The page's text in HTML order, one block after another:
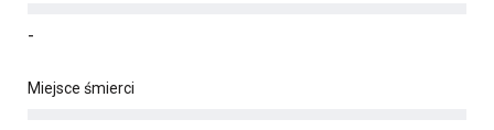
-
Miejsce śmierci